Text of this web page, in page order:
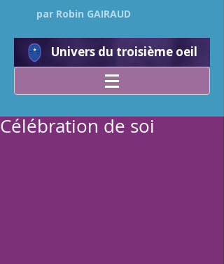
par Robin GAIRAUD
Univers du troisième oeil
Célébration de soi